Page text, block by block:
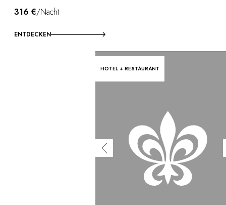
316 €/Nacht
ENTDECKEN
HOTEL + RESTAURANT